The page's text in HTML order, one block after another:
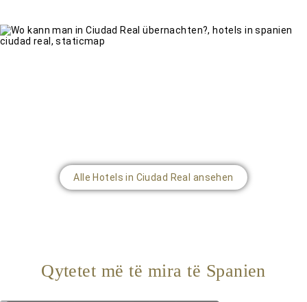
Alle Hotels in Ciudad Real ansehen
Qytetet më të mira të Spanien